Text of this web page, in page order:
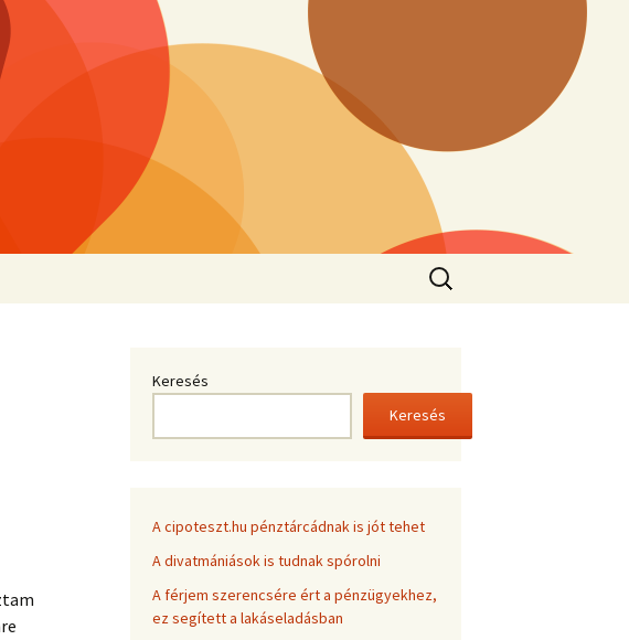
Keresés:
Keresés
Keresés
A cipoteszt.hu pénztárcádnak is jót tehet
A divatmániások is tudnak spórolni
A férjem szerencsére ért a pénzügyekhez,
ez segített a lakáseladásban